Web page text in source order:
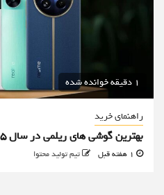
1 دقیقه خوانده شده
راهنمای خرید
بهترین گوشی های ریلمی در سال 1405
تیم تولید محتوا